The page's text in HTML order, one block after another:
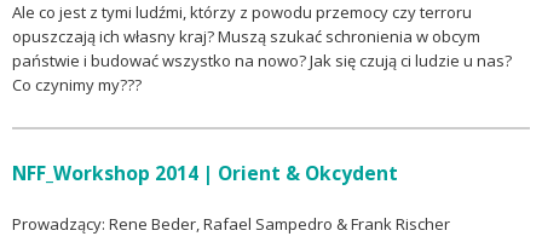
Ale co jest z tymi ludźmi, którzy z powodu przemocy czy terroru
opuszczają ich własny kraj? Muszą szukać schronienia w obcym
państwie i budować wszystko na nowo? Jak się czują ci ludzie u nas?
Co czynimy my???
NFF_Workshop 2014 | Orient & Okcydent
Prowadzący: Rene Beder, Rafael Sampedro & Frank Rischer